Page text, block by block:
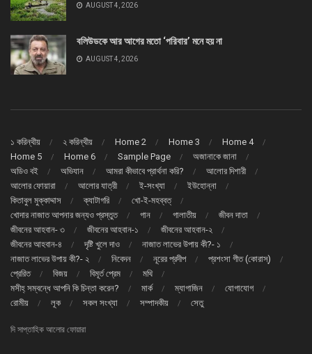
AUGUST 4, 2026
বলিউডকে আর আগের মতো ‘পরিবার’ মনে হয় না
AUGUST 4, 2026
১ করিন্থীয় ২ করিন্থীয় Home 2 Home 3
Home 4
Home 5
Home 6 Sample Page
অজানাকে জানা
অডিও বই
অভিযান আমরা কীভাবে প্রার্থনা করি?
আলোর দিশারী
আলোর ফোয়ারা
আলোর যাত্রী ই-সংখ্যা
ইউহোন্না
কিতাবুল মুক্কাদ্দাস
ক্যাটাগরি
খো-ই-মহব্বত্
খোদার নাজাত আপনার জন্যও প্রস্তুত
গান গালাতীয়
জীবন দাতা
জীবনের আহবান- ৩
জীবনের আহবান-১
জীবনের আহবান-২
জীবনের আহবান-৪
দৃষ্টি খুলে দাও
নাজাত লাভের উপায় কী?- ১
নাজাত লাভের উপায় কী?- ২
নিবেদন নূরের প্রদীপ
প্রশংসা গীত (কোরাস্)
প্রেরিত
বিজয় বিমূর্ত প্রেম
মথি
মসীহ্ সম্বন্ধে আপনি কি চিন্তা করেন?
মার্ক ম্যাগাজিন
যোগাযোগ
রোমীয়
লূক সকল সংখ্যা সম্পাদকীয় সেতু
দি সাপ্তাহিক আলোর ফোয়ারা